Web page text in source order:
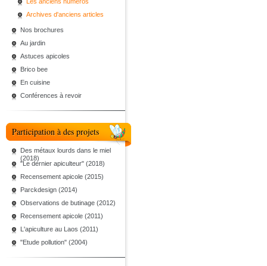
Archives d'anciens articles
Nos brochures
Au jardin
Astuces apicoles
Brico bee
En cuisine
Conférences à revoir
Participation à des projets
Des métaux lourds dans le miel
(2018)
"Le dernier apiculteur" (2018)
Recensement apicole (2015)
Parckdesign (2014)
Observations de butinage (2012)
Recensement apicole (2011)
L'apiculture au Laos (2011)
"Etude pollution" (2004)